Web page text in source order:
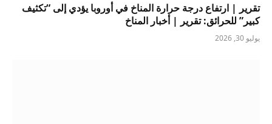
تقرير | ارتفاع درجة حرارة المناخ في أوروبا يؤدي إلى “تكثيف
كبير” للحرائق: تقرير | أخبار المناخ
يوليو 30, 2026